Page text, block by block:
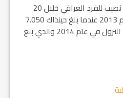
وأشار البنك إلى أن “أعلى نصيب للفرد العراقي خلال 20
سنة الماضية كان في عام 2013 عندما بلغ حينذاك 7.050
الاف دولار قبل ان يعاود النزول في عام 2014 والذي بلغ